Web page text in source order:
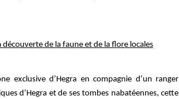
de la faune et de la flore locales
exclusive d’Hegra en compagnie d’un ranger
d’Hegra et de ses tombes nabatéennes, cette